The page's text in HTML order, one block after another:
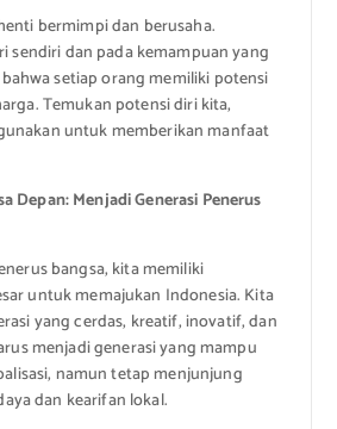
bermimpi dan berusaha.
sendiri dan pada kemampuan yang
setiap orang memiliki potensi
Temukan potensi diri kita,
untuk memberikan manfaat
Depan: Menjadi Generasi Penerus
bangsa, kita memiliki
untuk memajukan Indonesia. Kita
yang cerdas, kreatif, inovatif, dan
menjadi generasi yang mampu
namun tetap menjunjung
dan kearifan lokal.